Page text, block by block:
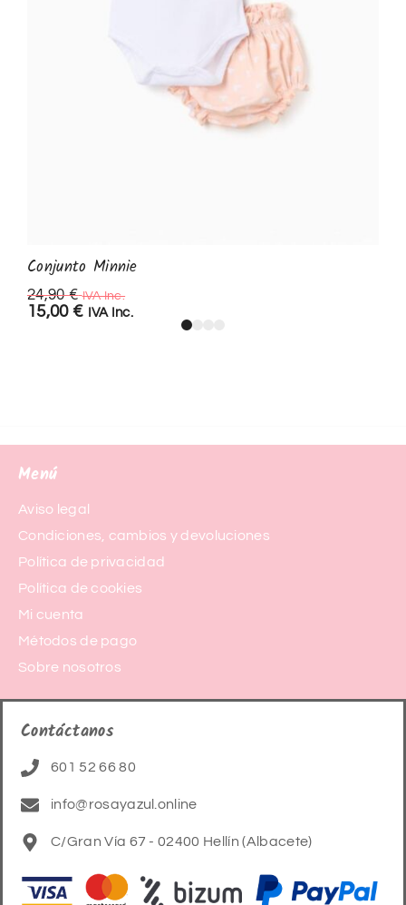
Conjunto Minnie
24,90€ IVA Inc.
15,00 € IVA Inc.
Menú
Aviso legal
Condiciones, cambios y devoluciones
Política de privacidad
Política de cookies
Mi cuenta
Métodos de pago
Sobre nosotros
Contáctanos
601 52 66 80
info@rosayazul.online
C/Gran Vía 67 - 02400 Hellín (Albacete)